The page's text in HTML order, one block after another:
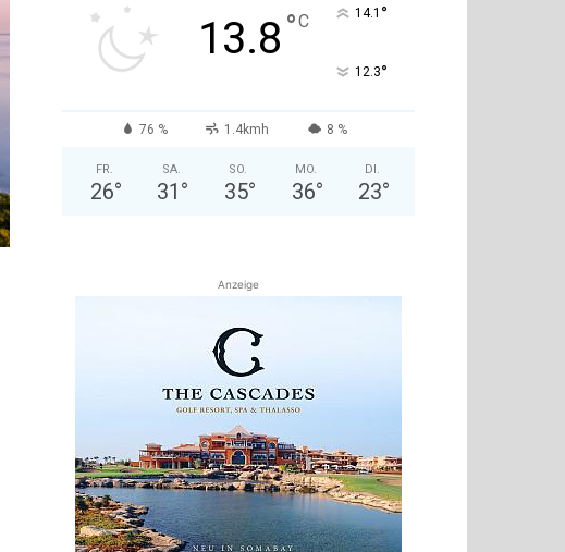
13.8 °C 14.1 °
12.3°
76 % 1.4kmh 8 %
FR.
26°
SA.
31 °
SO.
35°
MO.
36°
DI.
23°
Anzeige